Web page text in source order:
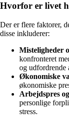
Hvorfor er livet
Der er flere faktorer,
disse inkluderer:
Misteligheder
konfronteret
og udfordrende
Økonomiske
økonomiske
Arbejdspres
personlige
stress.